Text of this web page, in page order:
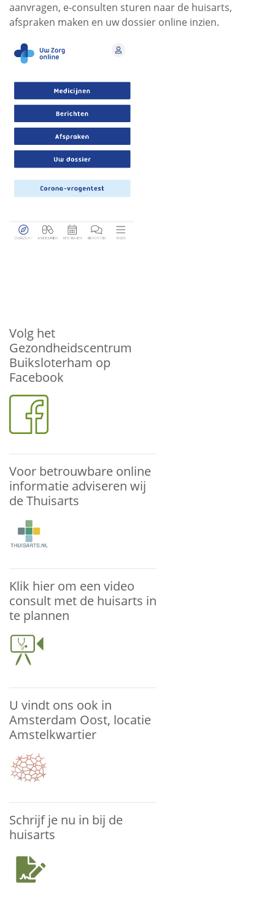
aanvragen, e-consulten sturen naar de huisarts,
afspraken maken en uw dossier online inzien.
Volg het
Gezondheidscentrum
Buiksloterham op
Facebook
Voor betrouwbare online
informatie adviseren wij
de Thuisarts
Klik hier om een video
consult met de huisarts in
te plannen
U vindt ons ook in
Amsterdam Oost, locatie
Amstelkwartier
Schrijf je nu in bij de
huisarts